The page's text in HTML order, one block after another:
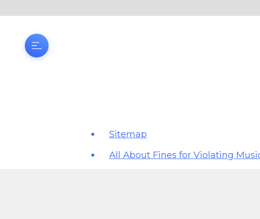
Sitemap
All About Fines for Violating